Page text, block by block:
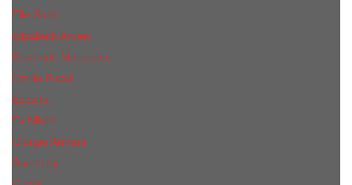
Elie Saab
Elizabeth Arden
Escentric Molecules
Emilio Pucci
Escada
Ex Nihilo
Giorgio Armani
Givenchy